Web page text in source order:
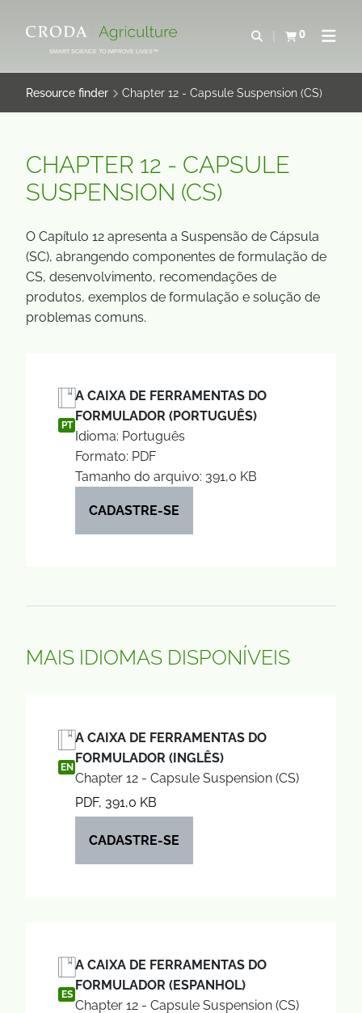
PARA
CONTEÚDO
PARA
MENU
SMART SCIENCE TO IMPROVE LIVES™
Abrir pesquisa
0
Exibir cestaAbrir
Resource finder Chapter 12 - Capsule Suspension (CS)
CHAPTER 12 - CAPSULE
SUSPENSION (CS)
O Capítulo 12 apresenta a Suspensão de Cápsula
(SC), abrangendo componentes de formulação de
CS, desenvolvimento, recomendações de
produtos, exemplos de formulação e solução de
problemas comuns.
PT
A CAIXA DE FERRAMENTAS DO
FORMULADOR (PORTUGUÊS)
Idioma: Português
Formato: PDF
Tamanho do arquivo: 391,0 KB
CADASTRE-SE
MAIS IDIOMAS DISPONÍVEIS
EN
A CAIXA DE FERRAMENTAS DO
FORMULADOR (INGLÊS)
Chapter 12 - Capsule Suspension (CS)
PDF, 391,0 KB
CADASTRE-SE
ES
A CAIXA DE FERRAMENTAS DO
FORMULADOR (ESPANHOL)
Chapter 12 - Capsule Suspension (CS)